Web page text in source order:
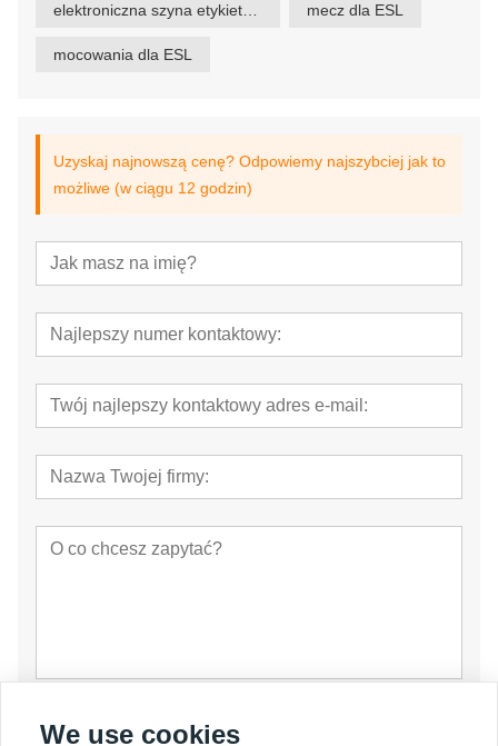
elektroniczna szyna etykietowa półki mecz dla ESL
mocowania dla ESL
Uzyskaj najnowszą cenę? Odpowiemy najszybciej jak to
możliwe (w ciągu 12 godzin)
oferta
We use cookies